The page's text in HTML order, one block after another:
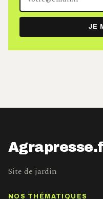
adresse
e-
mail
JE
Site de jardin
NOS THÉMATIQUES